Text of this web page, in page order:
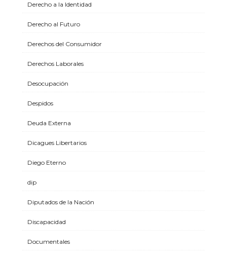
Derecho a la Identidad
Derecho al Futuro
Derechos del Consumidor
Derechos Laborales
Desocupación
Despidos
Deuda Externa
Dicagues Libertarios
Diego Eterno
dip
Diputados de la Nación
Discapacidad
Documentales